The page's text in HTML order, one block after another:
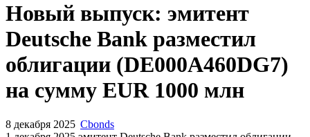
Новый выпуск: эмитент
Deutsche Bank разместил
облигации (DE000A460DG7)
на сумму EUR 1000 млн
8 декабря 2025 Cbonds